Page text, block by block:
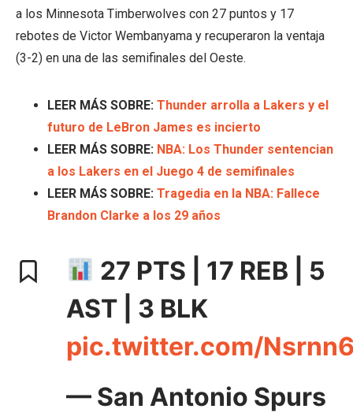
a los Minnesota Timberwolves con 27 puntos y 17
rebotes de Victor Wembanyama y recuperaron la ventaja
(3-2) en una de las semifinales del Oeste.
LEER MÁS SOBRE: Thunder arrolla a Lakers y el
futuro de LeBron James es incierto
LEER MÁS SOBRE: NBA: Los Thunder sentencian
a los Lakers en el Juego 4 de semifinales
LEER MÁS SOBRE: Tragedia en la NBA: Fallece
Brandon Clarke a los 29 años
27 PTS | 17 REB | 5
AST | 3 BLK
pic.twitter.com/
— San Antonio Spurs